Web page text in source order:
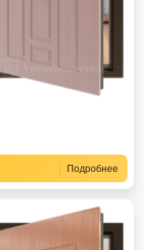
Подробнее